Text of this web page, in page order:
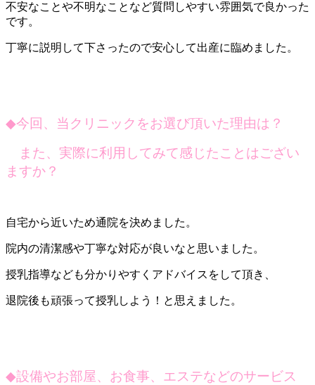
不安なことや不明なことなど質問しやすい雰囲気で良かった
です。
丁寧に説明して下さったので安心して出産に臨めました。
◆今回、当クリニックをお選び頂いた理由は？
また、実際に利用してみて感じたことはござい
ますか？
自宅から近いため通院を決めました。
院内の清潔感や丁寧な対応が良いなと思いました。
授乳指導なども分かりやすくアドバイスをして頂き、
退院後も頑張って授乳しよう！と思えました。
◆設備やお部屋、お食事、エステなどのサービス